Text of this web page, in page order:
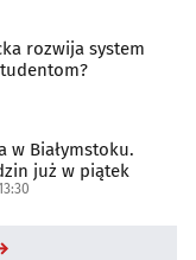
rozwija system
w Białymstoku.
już w piątek